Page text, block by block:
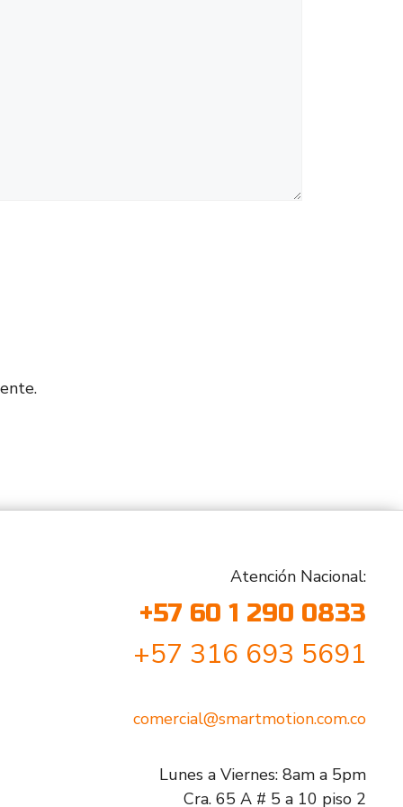
Atención Nacional:
+57 60 1 290 0833
+57 316 693 5691
comercial@smartmotion.com.co
Lunes a Viernes: 8am a 5pm
Cra. 65 A # 5 a 10 piso 2